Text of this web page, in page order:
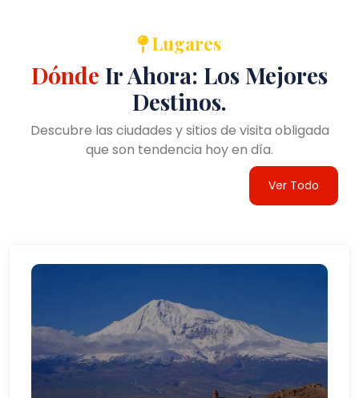
Lugares
Dónde Ir Ahora: Los Mejores
Destinos.
Descubre las ciudades y sitios de visita obligada
que son tendencia hoy en día.
Ver Todo